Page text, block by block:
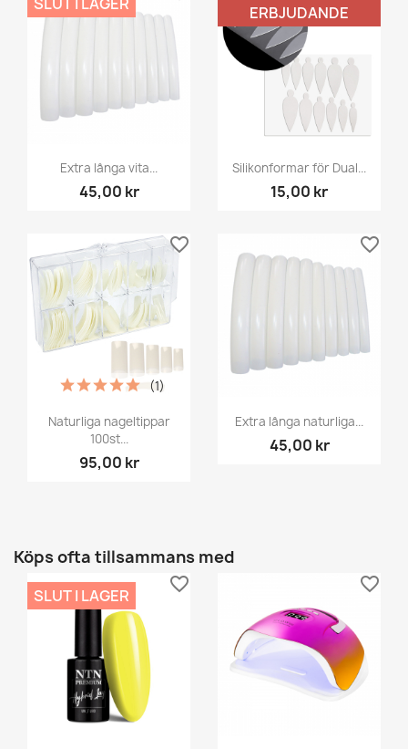
Extra långa vita...
45,00 kr
Silikonformar för Dual...
15,00 kr
ERBJUDANDE
Naturliga nageltippar
100st...
95,00 kr
(1)
favorite_border
Extra långa naturliga...
45,00 kr
favorite_border
Köps ofta tillsammans med
SLUT I LAGER
favorite_border favorite_border